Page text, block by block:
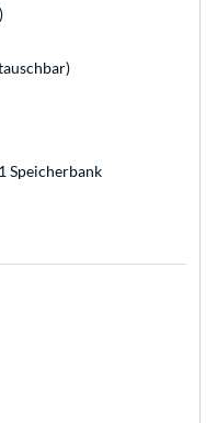
Speicherbank